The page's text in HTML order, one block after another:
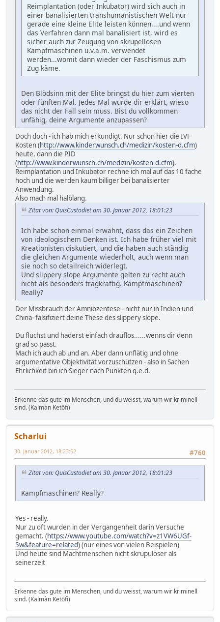
Reimplantation (oder Inkubator) wird sich auch in
einer banalisierten transhumanistischen Welt nur
gerade eine kleine Elite leisten können....und wenn
das Verfahren dann mal banalisiert ist, wird es
sicher auch zur Zeugung von skrupellosen
Kampfmaschinen u.v.a.m. verwendet
werden...womit dann wieder der Faschismus zum
Zug käme.
Den Blödsinn mit der Elite bringst du hier zum vierten
oder fünften Mal. Jedes Mal wurde dir erklärt, wieso
das nicht der Fall sein muss. Bist du vollkommen
unfähig, deine Argumente anzupassen?
Doch doch - ich hab mich erkundigt. Nur schon hier die IVF
Kosten (http://www.kinderwunsch.ch/medizin/kosten-d.cfm)
heute, dann die PID
(http://www.kinderwunsch.ch/medizin/kosten-d.cfm).
Reimplantation und Inkubator rechne ich mal auf das 10 fache
hoch und die werden kaum billiger bei banalisierter
Anwendung.
Also mach mal halblang.
Zitat von: QuisCustodiet am 30. Januar 2012, 18:01:23
Ich habe schon einmal erwähnt, dass das ein Zeichen
von ideologischem Denken ist. Ich habe früher viel mit
Kreationisten diskutiert, und die haben auch ständig
die gleichen Argumente wiederholt, auch wenn man
sie noch so detailreich widerlegt.
Und slippery slope Argumente gelten zu recht auch
nicht als besonders tragkräftig. Kampfmaschinen?
Really?
Der Missbrauch der Amniozentese - nicht nur in Indien und
China- falsifiziert deine These des slippery slope.
Du fluchst und haderst einfach drauflos......wenns dir denn
grad so passt.
Mach ich auch ab und an. Aber dann unflätig und ohne
argumentative Objektivität vorzuschützen - also in Sachen
Ehrlichkeit bin ich Sieger nach Punkten q.e.d.
Erkenne das gute im Menschen, und du weisst, warum wir kriminell
sind. (Kalmàn Ketöfi)
Scharlui
#760
30. Januar 2012, 18:23:52
Zitat von: QuisCustodiet am 30. Januar 2012, 18:01:23
Kampfmaschinen? Really?
Yes - really.
Nur zu oft wurden in der Vergangenheit darin Versuche
gemacht. (https://www.youtube.com/watch?v=z1VW6UGf-
5w&feature=related) (nur eines von vielen Beispielen)
Und heute sind Machtmenschen nicht skrupulöser als
seinerzeit
Erkenne das gute im Menschen, und du weisst, warum wir kriminell
sind. (Kalmàn Ketöfi)